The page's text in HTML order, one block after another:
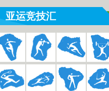
亚运竞技汇